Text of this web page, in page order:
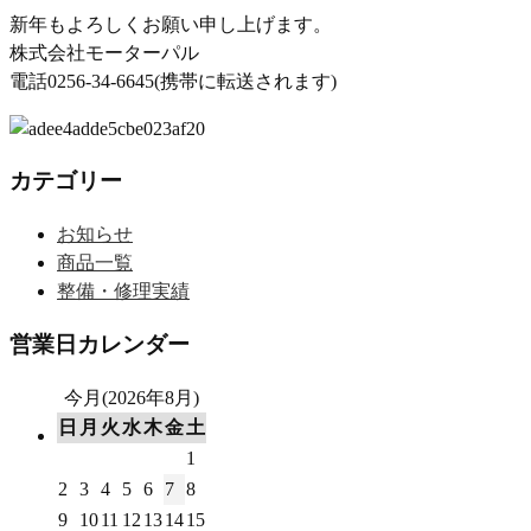
新年もよろしくお願い申し上げます。
株式会社モーターパル
電話0256-34-6645(携帯に転送されます)
カテゴリー
お知らせ
商品一覧
整備・修理実績
営業日カレンダー
今月(2026年8月)
日 月 火 水木金土
1
2
3 4 5 6 7 8
9
1011 12 131415